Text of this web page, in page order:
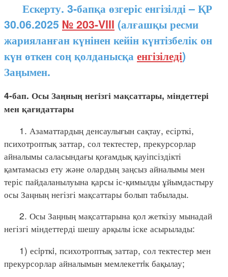
Ескерту. 3-бапқа өзгеріс енгізілді – ҚР
30.06.2025 № 203-VIII (алғашқы ресми
жарияланған күнінен кейін күнтізбелік он
күн өткен соң қолданысқа енгізіледі)
Заңымен.
4-бап. Осы Заңның негізгі мақсаттары, міндеттері
мен қағидаттары
1. Азаматтардың денсаулығын сақтау, есірткі,
психотроптық заттар, сол тектестер, прекурсорлар
айналымы саласындағы қоғамдық қауіпсіздікті
қамтамасыз ету және олардың заңсыз айналымы мен
теріс пайдаланылуына қарсы іс-қимылды ұйымдастыру
осы Заңның негізгі мақсаттары болып табылады.
2. Осы Заңның мақсаттарына қол жеткізу мынадай
негізгі міндеттерді шешу арқылы іске асырылады:
1) есiрткi, психотроптық заттар, сол тектестер мен
прекурсорлар айналымын мемлекеттiк бақылау;